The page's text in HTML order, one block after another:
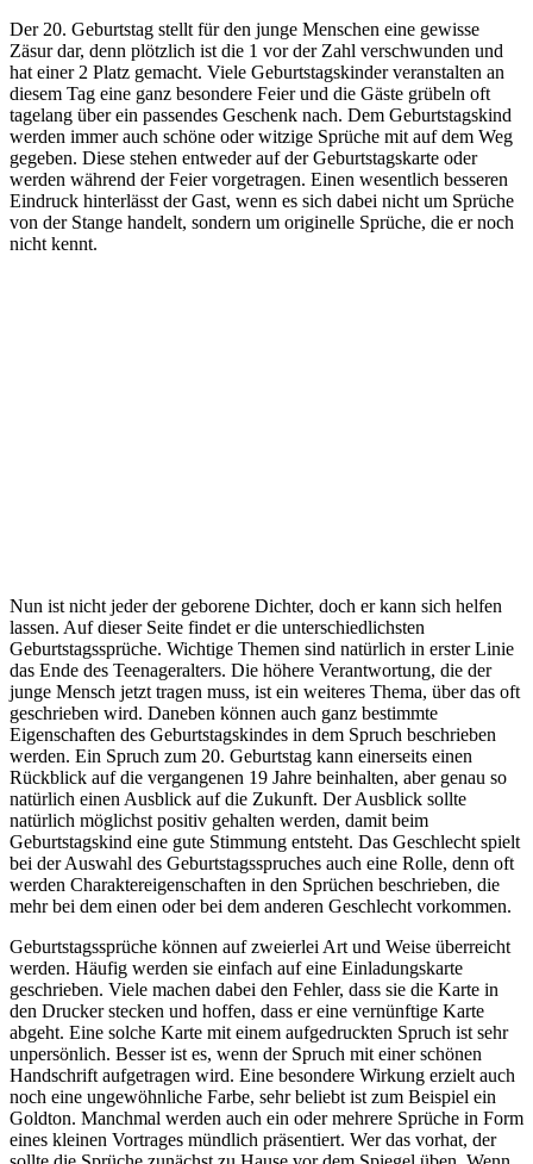
Der 20. Geburtstag stellt für den junge Menschen eine gewisse
Zäsur dar, denn plötzlich ist die 1 vor der Zahl verschwunden und
hat einer 2 Platz gemacht. Viele Geburtstagskinder veranstalten an
diesem Tag eine ganz besondere Feier und die Gäste grübeln oft
tagelang über ein passendes Geschenk nach. Dem Geburtstagskind
werden immer auch schöne oder witzige Sprüche mit auf dem Weg
gegeben. Diese stehen entweder auf der Geburtstagskarte oder
werden während der Feier vorgetragen. Einen wesentlich besseren
Eindruck hinterlässt der Gast, wenn es sich dabei nicht um Sprüche
von der Stange handelt, sondern um originelle Sprüche, die er noch
nicht kennt.
Nun ist nicht jeder der geborene Dichter, doch er kann sich helfen
lassen. Auf dieser Seite findet er die unterschiedlichsten
Geburtstagssprüche. Wichtige Themen sind natürlich in erster Linie
das Ende des Teenageralters. Die höhere Verantwortung, die der
junge Mensch jetzt tragen muss, ist ein weiteres Thema, über das oft
geschrieben wird. Daneben können auch ganz bestimmte
Eigenschaften des Geburtstagskindes in dem Spruch beschrieben
werden. Ein Spruch zum 20. Geburtstag kann einerseits einen
Rückblick auf die vergangenen 19 Jahre beinhalten, aber genau so
natürlich einen Ausblick auf die Zukunft. Der Ausblick sollte
natürlich möglichst positiv gehalten werden, damit beim
Geburtstagskind eine gute Stimmung entsteht. Das Geschlecht spielt
bei der Auswahl des Geburtstagsspruches auch eine Rolle, denn oft
werden Charaktereigenschaften in den Sprüchen beschrieben, die
mehr bei dem einen oder bei dem anderen Geschlecht vorkommen.
Geburtstagssprüche können auf zweierlei Art und Weise überreicht
werden. Häufig werden sie einfach auf eine Einladungskarte
geschrieben. Viele machen dabei den Fehler, dass sie die Karte in
den Drucker stecken und hoffen, dass er eine vernünftige Karte
abgeht. Eine solche Karte mit einem aufgedruckten Spruch ist sehr
unpersönlich. Besser ist es, wenn der Spruch mit einer schönen
Handschrift aufgetragen wird. Eine besondere Wirkung erzielt auch
noch eine ungewöhnliche Farbe, sehr beliebt ist zum Beispiel ein
Goldton. Manchmal werden auch ein oder mehrere Sprüche in Form
eines kleinen Vortrages mündlich präsentiert. Wer das vorhat, der